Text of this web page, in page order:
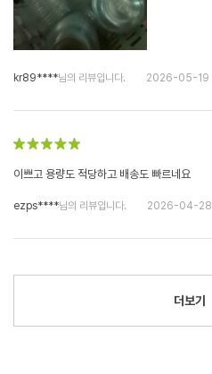
kr89****님의 리뷰입니다. 2026-05-19
이쁘고 용량도 적당하고 배송도 빠르네요
ezps****님의 리뷰입니다. 2026-04-28
더보기